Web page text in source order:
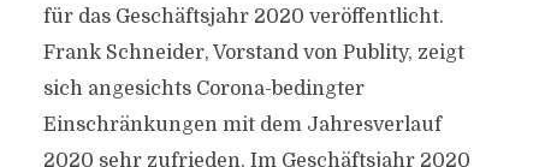
für das Geschäftsjahr 2020 veröffentlicht.
Frank Schneider, Vorstand von Publity, zeigt
sich angesichts Corona-bedingter
Einschränkungen mit dem Jahresverlauf
2020 sehr zufrieden. Im Geschäftsjahr 2020